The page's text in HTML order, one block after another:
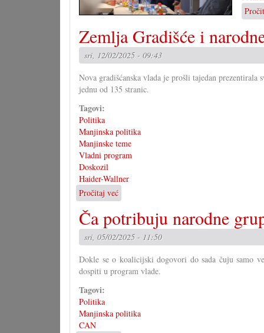
Zemlja Gradišće i
sri, 12/02/2025 - 09:43
Nova gradišćanska vlada je prošli tajedan
jednu od 135 stranic.
Tagovi:
Politika
Manjinska politika
Manjinske teme
Vladni program
Doskozil
Haider-Wallner
Pročitaj već
Zemlja
Gradišće
i
narodne
do
2030.
Ča potribuju narodne
sri, 05/02/2025 - 11:50
Dokle se o koalicijski dogovori do sada čuju samo
dospiti u program vlade.
Tagovi:
Politika
Manjinska politika
CAN